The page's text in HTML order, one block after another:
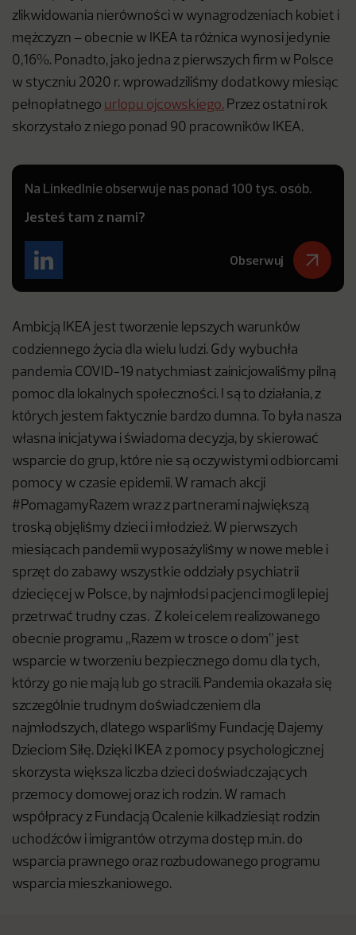
zlikwidowania nierówności w wynagrodzeniach kobiet i
mężczyzn – obecnie w IKEA ta różnica wynosi jedynie
0,16%. Ponadto, jako jedna z pierwszych firm w Polsce
w styczniu 2020 r. wprowadziliśmy dodatkowy miesiąc
pełnopłatnego urlopu ojcowskiego. Przez ostatni rok
skorzystało z niego ponad 90 pracowników IKEA.
Na LinkedInie obserwuje nas ponad 100 tys. osób.
Jesteś tam z nami?
Obserwuj
Ambicją IKEA jest tworzenie lepszych warunków
codziennego życia dla wielu ludzi. Gdy wybuchła
pandemia COVID-19 natychmiast zainicjowaliśmy pilną
pomoc dla lokalnych społeczności. I są to działania, z
których jestem faktycznie bardzo dumna. To była nasza
własna inicjatywa i świadoma decyzja, by skierować
wsparcie do grup, które nie są oczywistymi odbiorcami
pomocy w czasie epidemii. W ramach akcji
#PomagamyRazem wraz z partnerami największą
troską objęliśmy dzieci i młodzież. W pierwszych
miesiącach pandemii wyposażyliśmy w nowe meble i
sprzęt do zabawy wszystkie oddziały psychiatrii
dziecięcej w Polsce, by najmłodsi pacjenci mogli lepiej
przetrwać trudny czas. Z kolei celem realizowanego
obecnie programu „Razem w trosce o dom” jest
wsparcie w tworzeniu bezpiecznego domu dla tych,
którzy go nie mają lub go stracili. Pandemia okazała się
szczególnie trudnym doświadczeniem dla
najmłodszych, dlatego wsparliśmy Fundację Dajemy
Dzieciom Siłę. Dzięki IKEA z pomocy psychologicznej
skorzysta większa liczba dzieci doświadczających
przemocy domowej oraz ich rodzin. W ramach
współpracy z Fundacją Ocalenie kilkadziesiąt rodzin
uchodźców i imigrantów otrzyma dostęp m.in. do
wsparcia prawnego oraz rozbudowanego programu
wsparcia mieszkaniowego.